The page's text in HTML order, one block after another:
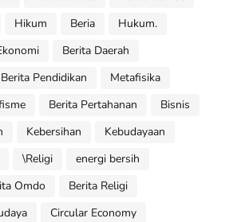
Hikum Beria
Hukum.
Berita Daerah
Berita Pendidikan
Metafisika
Berita Pertahanan
Bisnis
Kebersihan
Kebudayaan
\Religi
energi bersih
Omdo
Berita Religi
Circular Economy